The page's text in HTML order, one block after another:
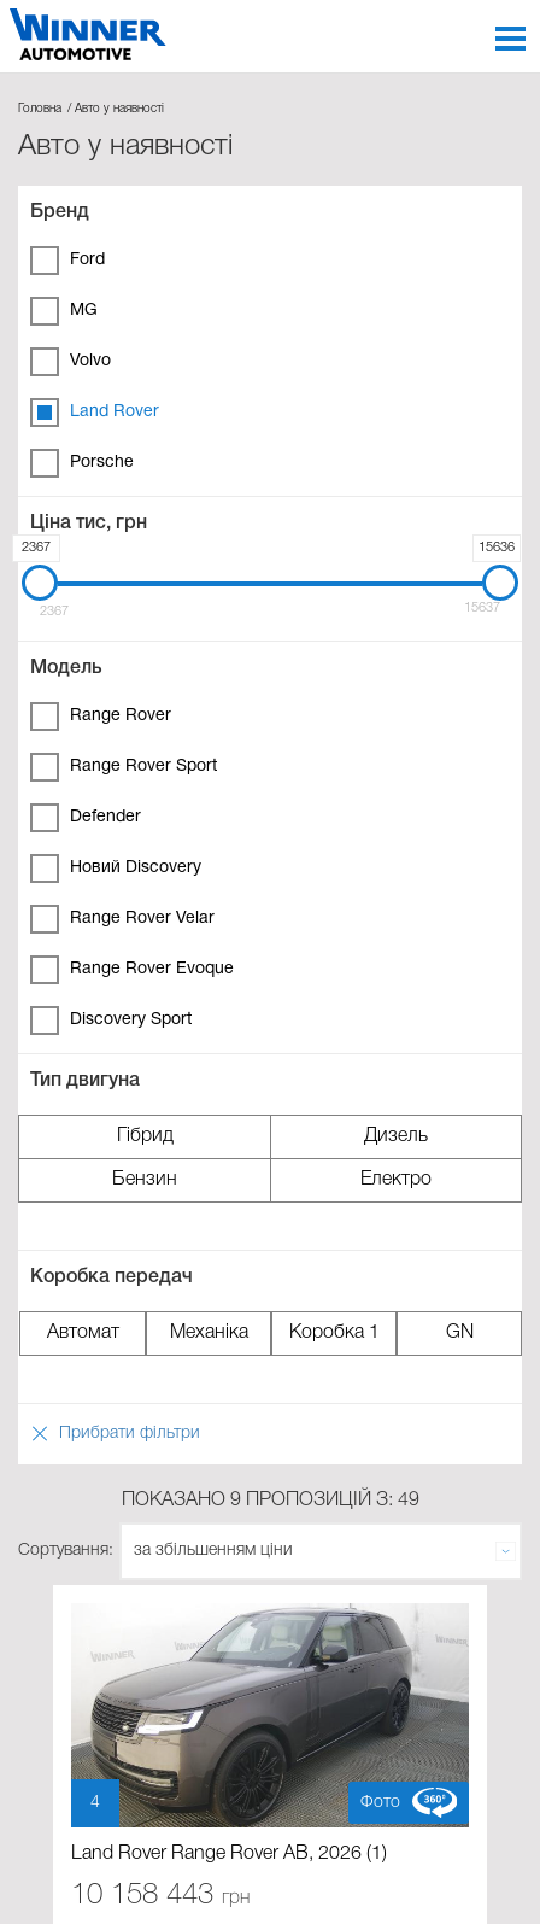
Головна Авто у наявності
Авто у наявності
Бренд
Ford
MG
Volvo
Land Rover
Porsche
Ціна тис, грн
2367 15636
2367 15637
Модель
Range Rover
Range Rover Sport
Defender
Новий Discovery
Range Rover Velar
Range Rover Evoque
Discovery Sport
Тип двигуна
Гібрид Дизель
Бензин Електро
Коробка передач
Aвтомат Механіка Коробка 1 GN
Прибрати фільтри
ПОКАЗАНО 9 ПРОПОЗИЦІЙ З: 49
Сортування:
4 Фото
Land Rover Range Rover AB, 2026 (1)
10 158 443 грн